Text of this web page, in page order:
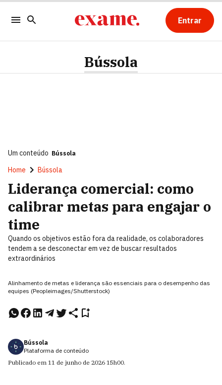
Entrar
Bússola
Um conteúdo Bússola
Home Bússola
Liderança comercial: como
calibrar metas para engajar o
time
Quando os objetivos estão fora da realidade, os colaboradores
tendem a se desconectar em vez de buscar resultados
extraordinários
Alinhamento de metas e liderança são essenciais para o desempenho das
equipes (Peopleimages/Shutterstock)
Bússola
Plataforma de conteúdo
Publicado em 11 de junho de 2026 15h00.